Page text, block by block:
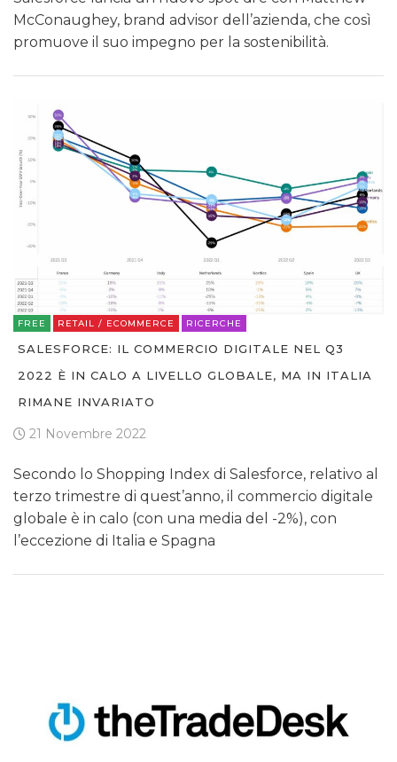
McConaughey, brand advisor dell’azienda, che così
promuove il suo impegno per la sostenibilità.
FREE RETAIL / ECOMMERCE RICERCHE
SALESFORCE: IL COMMERCIO DIGITALE NEL Q3
2022 È IN CALO A LIVELLO GLOBALE, MA IN ITALIA
RIMANE INVARIATO
21 Novembre 2022
Secondo lo Shopping Index di Salesforce, relativo al
terzo trimestre di quest’anno, il commercio digitale
globale è in calo (con una media del -2%), con
l’eccezione di Italia e Spagna